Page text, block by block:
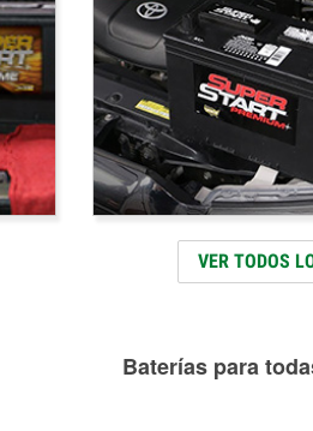
VER TODOS
Baterías para